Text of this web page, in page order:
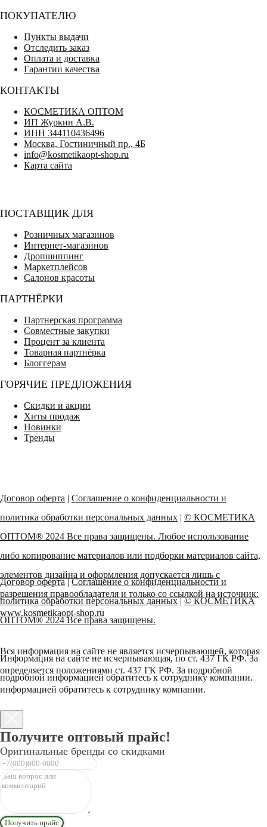
ПОКУПАТЕЛЮ
Пункты выдачи
Отследить заказ
Оплата и доставка
Гарантии качества
КОНТАКТЫ
КОСМЕТИКА ОПТОМ
ИП Журкин А.В.
ИНН 344110436496
Москва, Гостиничный пр., 4Б
info@kosmetikaopt-shop.ru
Карта сайта
ПОСТАВЩИК ДЛЯ
Розничных магазинов
Интернет-магазинов
Дропшиппинг
Маркетплейсов
Салонов красоты
ПАРТНЁРКИ
Партнерская программа
Совместные закупки
Процент за клиента
Товарная партнёрка
Блоггерам
ГОРЯЧИЕ ПРЕДЛОЖЕНИЯ
Скидки и акции
Хиты продаж
Новинки
Тренды
Договор оферта | Соглашение о конфиденциальности и
политика обработки персональных данных | © КОСМЕТИКА
ОПТОМ® 2024 Все права защищены. Любое использование
либо копирование материалов или подборки материалов сайта,
элементов дизайна и оформления допускается лишь с
разрешения правообладателя и только со ссылкой на источник:
www.kosmetikaopt-shop.ru
Вся информация на сайте не является исчерпывающей, которая
определяется положениями ст. 437 ГК РФ. За подробной
информацией обратитесь к сотруднику компании.
Договор оферта|Соглашение о конфиденциальности и
политика обработки персональных данных|© КОСМЕТИКА
ОПТОМ® 2024 Все права защищены.
Информация на сайте не исчерпывающая, по ст. 437 ГК РФ. За
подробной информацией обратитесь к сотруднику компании.
Получите оптовый прайс!
Оригинальные бренды со скидками
Получить прайс